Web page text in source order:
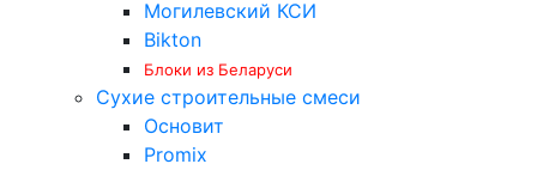
Могилевский КСИ
Bikton
Блоки из Беларуси
Сухие строительные смеси
Основит
Promix